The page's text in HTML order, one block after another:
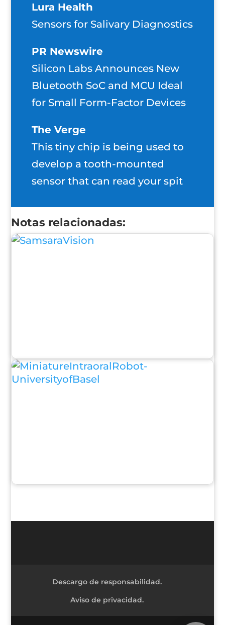
Lura Health
Sensors for Salivary Diagnostics
PR Newswire
Silicon Labs Announces New
Bluetooth SoC and MCU Ideal
for Small Form-Factor Devices
The Verge
This tiny chip is being used to
develop a tooth-mounted
sensor that can read your spit
Notas relacionadas:
Descargo de responsabilidad.
Aviso de privacidad.